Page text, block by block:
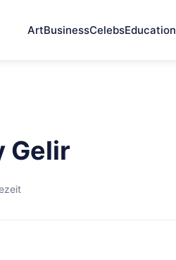
ArtBusinessCelebsEducation
Gelir